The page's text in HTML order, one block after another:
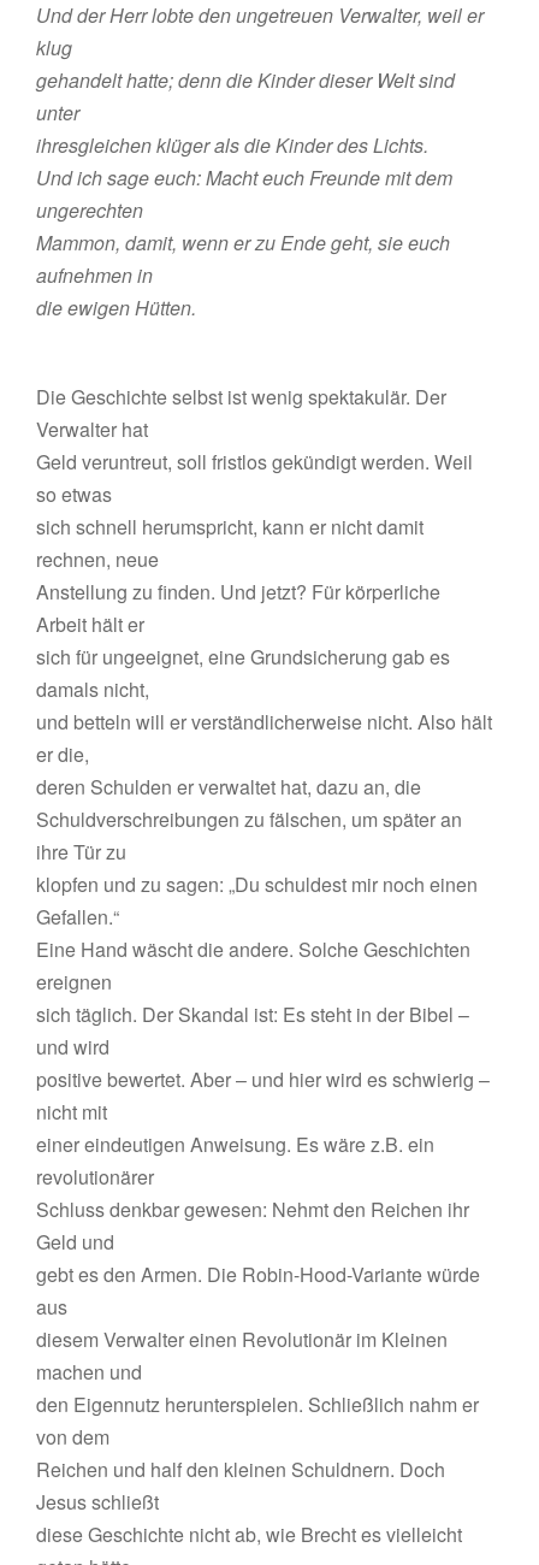
Und der Herr lobte den ungetreuen Verwalter, weil er
klug
gehandelt hatte; denn die Kinder dieser Welt sind
unter
ihresgleichen klüger als die Kinder des Lichts.
Und ich sage euch: Macht euch Freunde mit dem
ungerechten
Mammon, damit, wenn er zu Ende geht, sie euch
aufnehmen in
die ewigen Hütten.
Die Geschichte selbst ist wenig spektakulär. Der
Verwalter hat
Geld veruntreut, soll fristlos gekündigt werden. Weil
so etwas
sich schnell herumspricht, kann er nicht damit
rechnen, neue
Anstellung zu finden. Und jetzt? Für körperliche
Arbeit hält er
sich für ungeeignet, eine Grundsicherung gab es
damals nicht,
und betteln will er verständlicherweise nicht. Also hält
er die,
deren Schulden er verwaltet hat, dazu an, die
Schuldverschreibungen zu fälschen, um später an
ihre Tür zu
klopfen und zu sagen: „Du schuldest mir noch einen
Gefallen.“
Eine Hand wäscht die andere. Solche Geschichten
ereignen
sich täglich. Der Skandal ist: Es steht in der Bibel –
und wird
positive bewertet. Aber – und hier wird es schwierig –
nicht mit
einer eindeutigen Anweisung. Es wäre z.B. ein
revolutionärer
Schluss denkbar gewesen: Nehmt den Reichen ihr
Geld und
gebt es den Armen. Die Robin-Hood-Variante würde
aus
diesem Verwalter einen Revolutionär im Kleinen
machen und
den Eigennutz herunterspielen. Schließlich nahm er
von dem
Reichen und half den kleinen Schuldnern. Doch
Jesus schließt
diese Geschichte nicht ab, wie Brecht es vielleicht